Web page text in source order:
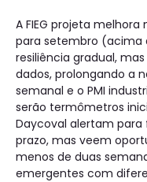
A FIEG projeta
para setembro (acima
resiliência gradual,
dados, prolongando a
semanal e o PMI
serão termômetros
Daycoval alertam para
prazo, mas veem
menos de duas
emergentes com